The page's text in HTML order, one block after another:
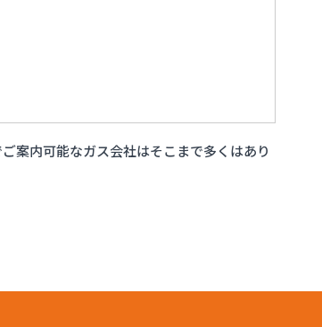
案内可能なガス会社はそこまで多くはあり